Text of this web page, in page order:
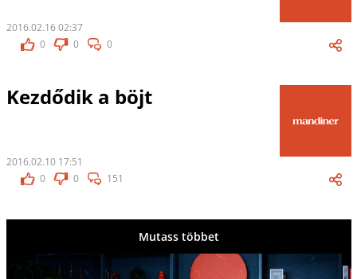
2016.02.16 02:37
0
0 0
Kezdődik a böjt
2016.02.10 17:51
0
0 151
Mutass többet